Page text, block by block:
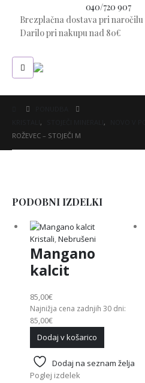
040/720 907
Brezplačna dostava pri naročilu
Darilo pri nakupu nad 80€
, ,
ROŽEVEC – STOJEČI M
PODOBNI IZDELKI
Kristali,Nebrušeni
Mangano
kalcit
85,00€
Najnižja cena zadnjih 30 dni:
85,00€
Dodaj v košarico
Dodaj na seznam želja
Poglej izdelek